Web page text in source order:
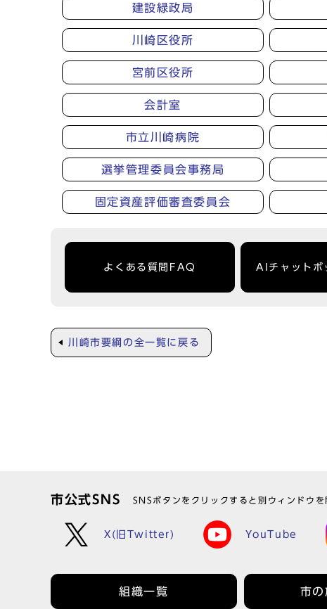
建設緑政局
川崎区役所
宮前区役所
会計室
市立川崎病院
選挙管理委員会事務局
固定資産評価審査委員会
よくある質問FAQ AIチャットボ
川崎市要綱の全一覧に戻る
市公式SNS SNSボタンをクリックすると別ウィンドウ
X(旧Twitter) YouTube
組織一覧 市の